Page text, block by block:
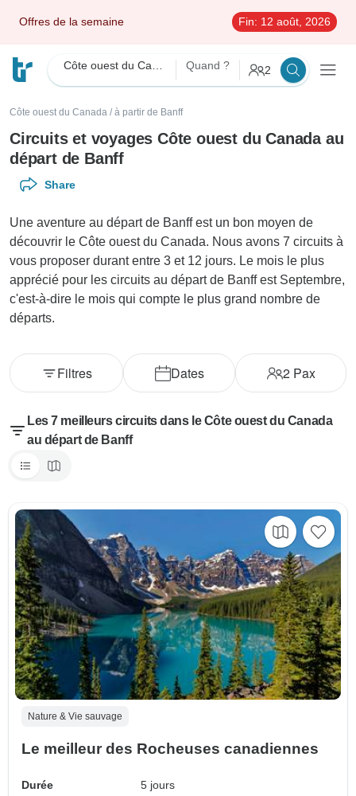
Offres de la semaine Fin: 12 août, 2026
Quand ? 2
Côte ouest du Canada / à partir de Banff
Circuits et voyages Côte ouest du Canada au
départ de Banff
Share
Une aventure au départ de Banff est un bon moyen de
découvrir le Côte ouest du Canada. Nous avons 7 circuits à
vous proposer durant entre 3 et 12 jours. Le mois le plus
apprécié pour les circuits au départ de Banff est Septembre,
c'est-à-dire le mois qui compte le plus grand nombre de
départs.
Dates 2Pax
Filtres
Les 7 meilleurs circuits dans le Côte ouest du Canada
au départ de Banff
Nature & Vie sauvage
Le meilleur des Rocheuses canadiennes
Durée
5 jours